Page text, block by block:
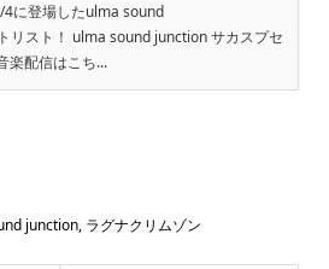
に登場したulma sound
リスト！ ulma sound junction サカスプセ
配信はこち...
junction, ラグナクリムゾン